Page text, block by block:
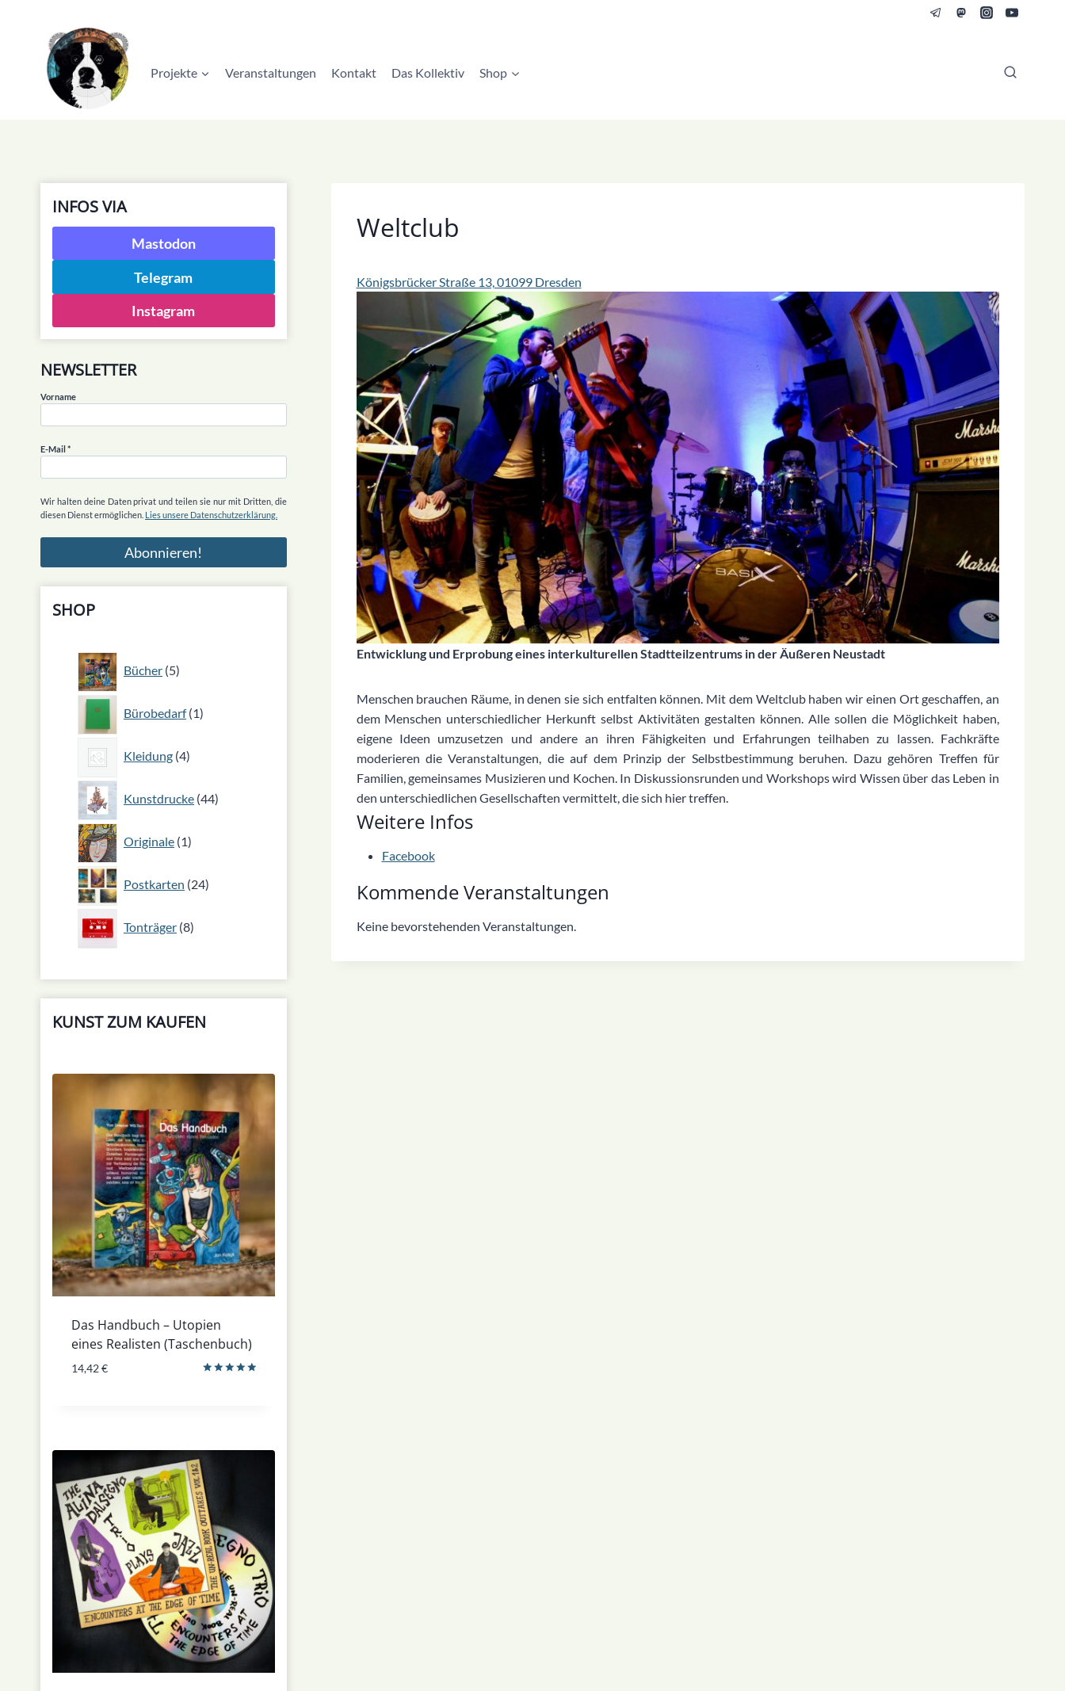
Projekte
Veranstaltungen Kontakt Das Kollektiv Shop
Weltclub
Königsbrücker Straße 13, 01099 Dresden
Weitere Infos
Facebook
Kommende Veranstaltungen
Keine bevorstehenden Veranstaltungen.
Entwicklung und Erprobung eines interkulturellen Stadtteilzentrums in der Äußeren Neustadt
Menschen brauchen Räume, in denen sie sich entfalten können. Mit dem Weltclub haben wir einen Ort geschaffen, an
dem Menschen unterschiedlicher Herkunft selbst Aktivitäten gestalten können. Alle sollen die Möglichkeit haben,
eigene Ideen umzusetzen und andere an ihren Fähigkeiten und Erfahrungen teilhaben zu lassen. Fachkräfte
moderieren die Veranstaltungen, die auf dem Prinzip der Selbstbestimmung beruhen. Dazu gehören Treffen für
Familien, gemeinsames Musizieren und Kochen. In Diskussionsrunden und Workshops wird Wissen über das Leben in
den unterschiedlichen Gesellschaften vermittelt, die sich hier treffen.
INFOS VIA
Mastodon
Telegram
Instagram
NEWSLETTER
Vorname
E-Mail *
Wir halten deine Daten privat und teilen sie nur mit Dritten, die
diesen Dienst ermöglichen. Lies unsere Datenschutzerklärung.
SHOP
Bücher 5
5
Produkte
Bürobedarf 1
1
Produkt
Kleidung 4
4
Produkte
Kunstdrucke 44
44
Produkte
Originale 1
1
Produkt
Postkarten 24
24
Produkte
Tonträger 8
8
Produkte
KUNST ZUM KAUFEN
Das Handbuch – Utopien
eines Realisten (Taschenbuch)
14,42€